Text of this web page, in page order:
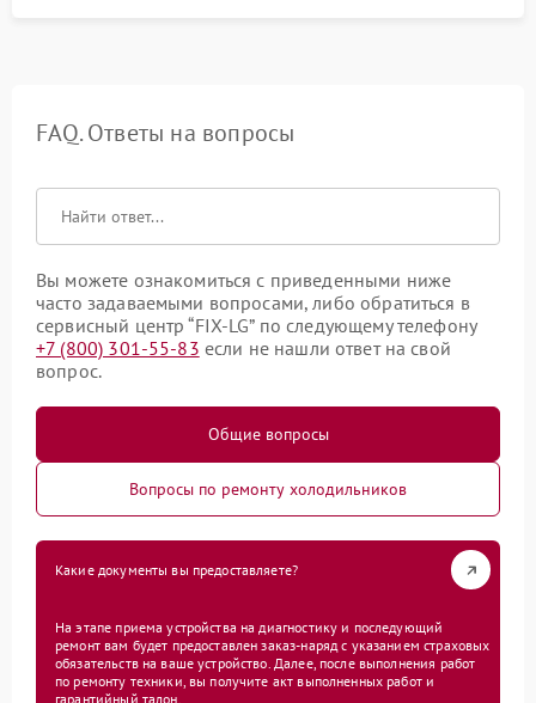
FAQ. Ответы на вопросы
Вы можете ознакомиться с приведенными ниже
часто задаваемыми вопросами, либо обратиться в
сервисный центр “FIX-LG” по следующему телефону
+7 (800) 301-55-83 если не нашли ответ на свой
вопрос.
Общие вопросы
Вопросы по ремонту холодильников
Какие документы вы предоставляете?
На этапе приема устройства на диагностику и последующий
ремонт вам будет предоставлен заказ-наряд с указанием страховых
обязательств на ваше устройство. Далее, после выполнения работ
по ремонту техники, вы получите акт выполненных работ и
гарантийный талон.